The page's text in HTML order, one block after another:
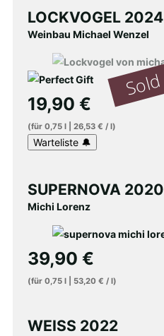
LOCKVOGEL 2024
Weinbau Michael Wenzel
19,90 €
(für 0,75 l| 26,53 € / l)
SUPERNOVA 2020
Michi Lorenz
39,90 €
(für 0,75 l| 53,20 € / l)
WEISS 2022